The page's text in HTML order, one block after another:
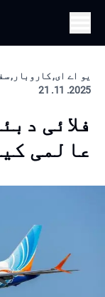
یو اے ای, کاروبار,
2025. 11. 21
فلائی
عالمی